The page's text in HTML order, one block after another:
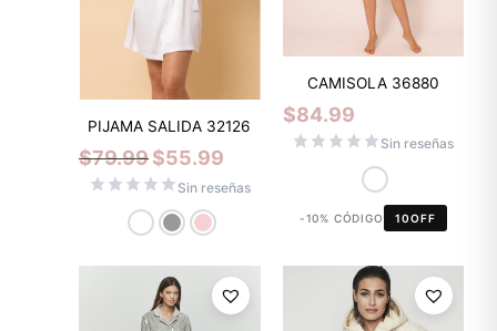
PIJAMA SALIDA 32126
$79.99$55.99
Sin reseñas
CAMISOLA 36880
$84.99
Sin reseñas
-10% CÓDIGO 10OFF